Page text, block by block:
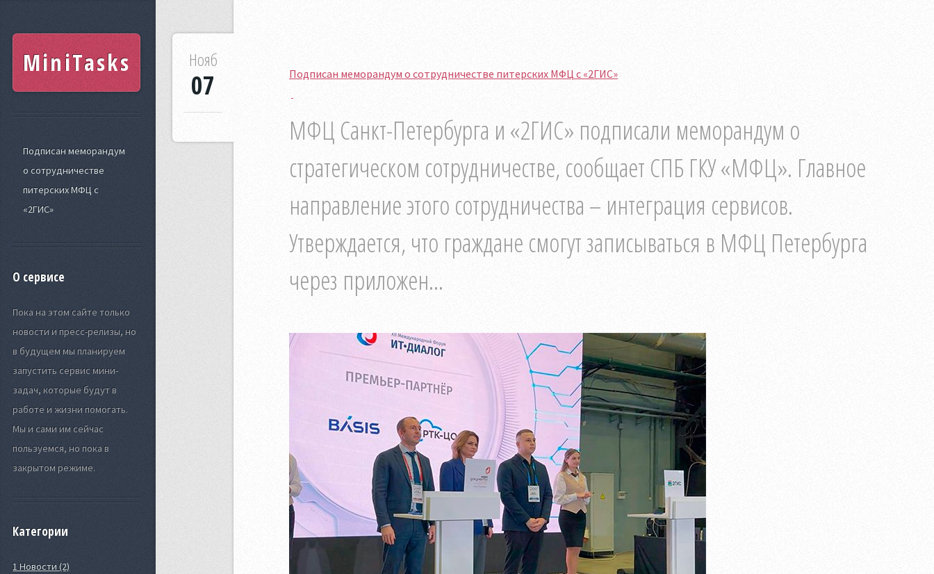
MiniTasks
Подписан меморандум
о сотрудничестве
питерских МФЦ с
«2ГИС»
О сервисе
Пока на этом сайте только
новости и пресс-релизы, но
в будущем мы планируем
запустить сервис мини-
задач, которые будут в
работе и жизни помогать.
Мы и сами им сейчас
пользуемся, но пока в
закрытом режиме.
Категории
1 Новости (2)
Подписан меморандум о сотрудничестве питерских МФЦ с «2ГИС»
МФЦ Санкт-Петербурга и «2ГИС» подписали меморандум о
стратегическом сотрудничестве, сообщает СПБ ГКУ «МФЦ». Главное
направление этого сотрудничества – интеграция сервисов.
Утверждается, что граждане смогут записываться в МФЦ Петербурга
через приложен...
Нояб
07